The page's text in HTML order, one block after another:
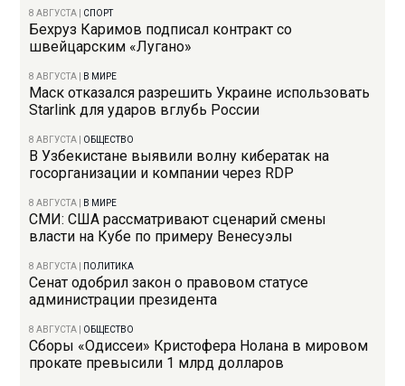
8 АВГУСТА СПОРТ
Бехруз Каримов подписал контракт со
швейцарским «Лугано»
8 АВГУСТА В МИРЕ
Маск отказался разрешить Украине использовать
Starlink для ударов вглубь России
8 АВГУСТА ОБЩЕСТВО
В Узбекистане выявили волну кибератак на
госорганизации и компании через RDP
8 АВГУСТА В МИРЕ
СМИ: США рассматривают сценарий смены
власти на Кубе по примеру Венесуэлы
8 АВГУСТА ПОЛИТИКА
Сенат одобрил закон о правовом статусе
администрации президента
8 АВГУСТА ОБЩЕСТВО
Сборы «Одиссеи» Кристофера Нолана в мировом
прокате превысили 1 млрд долларов